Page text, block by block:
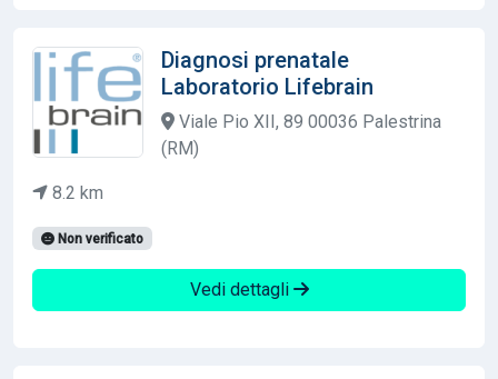
Diagnosi prenatale
Laboratorio Lifebrain
Viale Pio XII, 89 00036 Palestrina
(RM)
8.2 km
Non verificato
Vedi dettagli